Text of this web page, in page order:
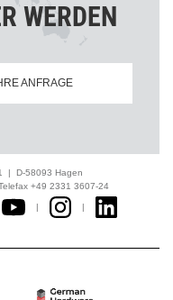
WERDEN
ANFRAGE
| D-58093 Hagen
+49 2331 3607-24